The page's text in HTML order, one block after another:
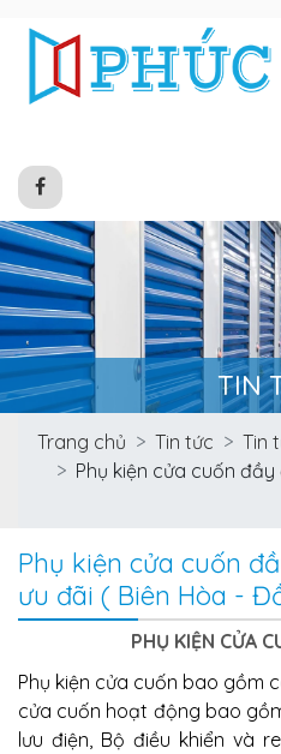
TIN
Trang chủ Tin tức
Tin
Phụ kiện cửa cuốn
Phụ kiện cửa cuốn
ưu đãi ( Biên Hòa -
PHỤ KIỆN CỬA
Phụ kiện cửa cuốn bao gồm
cửa cuốn hoạt động bao
lưu điện, Bộ điều khiển và